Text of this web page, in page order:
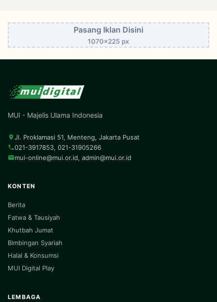
Pasang Iklan Disini
1070x225 px
MUI - Majelis Ulama Indonesia
Jl. Proklamasi 51, Menteng, Jakarta Pusat
021-3917853, 021-31905266
mui-online@mui.or.id, admin@mui.or.id
KONTEN
Berita
Fatwa & Tausiyah
Khutbah Jumat
Bimbingan Syariah
Halal & Konsumsi
MUI Digital Play
LEMBAGA